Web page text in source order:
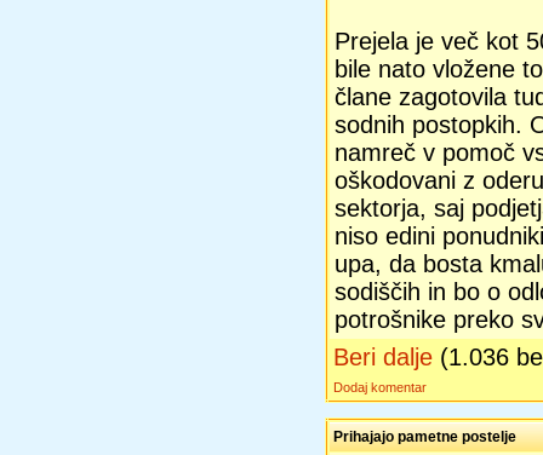
Prejela je več kot
bile nato vložene
člane zagotovila
sodnih postopkih.
namreč v pomoč
oškodovani z
sektorja, saj
niso edini
upa, da bosta
sodiščih in bo o
potrošnike preko
Beri dalje (1.036
Dodaj komentar
Prihajajo pametne postelje